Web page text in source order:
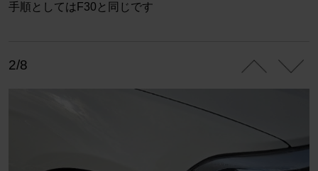
手順としてはF30と同じです
2/8